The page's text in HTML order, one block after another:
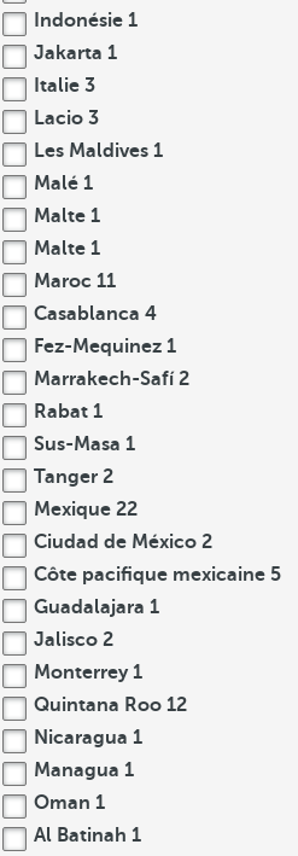
Indonésie 1
Jakarta 1
Italie 3
Lacio 3
Les Maldives 1
Malé 1
Malte 1
Malte 1
Maroc 11
Casablanca 4
Fez-Mequinez 1
Marrakech-Safí2
Rabat 1
Sus-Masa 1
Tanger 2
Mexique 22
Ciudad de México 2
Côte pacifique mexicaine 5
Guadalajara 1
Jalisco 2
Monterrey 1
Quintana Roo 12
Nicaragua 1
Managua 1
Oman 1
Al Batinah 1